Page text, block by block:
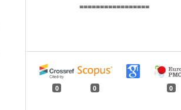
=================
0 0 0